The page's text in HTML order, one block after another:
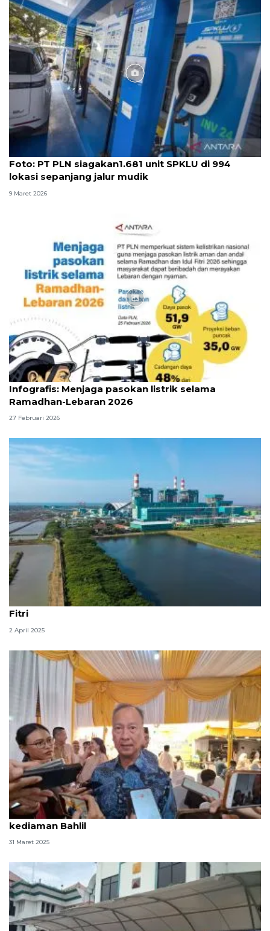
Foto: PT PLN siagakan1.681 unit SPKLU di 994
lokasi sepanjang jalur mudik
9 Maret 2026
Infografik
Infografis: Menjaga pasokan listrik selama
Ramadhan-Lebaran 2026
27 Februari 2026
PLN IP sukses penuhi kebutuhan listrik saat Idul
Fitri
2 April 2025
Menperin hingga Dirut Pertamina silaturahmi ke
kediaman Bahlil
31 Maret 2025